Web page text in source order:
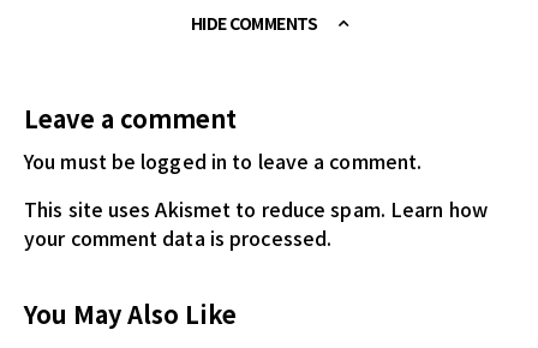
HIDE COMMENTS
Leave a comment
You must be logged in to leave a comment.
This site uses Akismet to reduce spam. Learn how
your comment data is processed.
You May Also Like